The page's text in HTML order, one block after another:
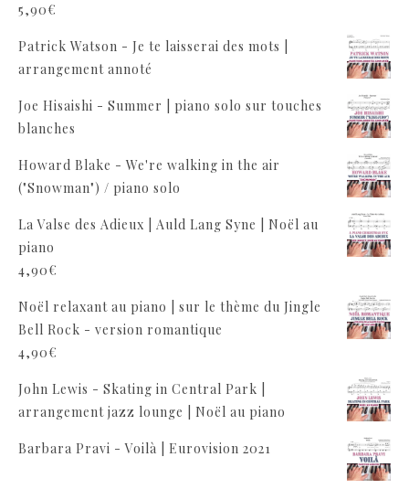
5,90€
Patrick Watson - Je te laisserai des mots |
arrangement annoté
Joe Hisaishi - Summer | piano solo sur touches
blanches
Howard Blake - We're walking in the air
("Snowman") / piano solo
La Valse des Adieux | Auld Lang Syne | Noël au
piano
4,90€
Noël relaxant au piano | sur le thème du Jingle
Bell Rock - version romantique
4,90€
John Lewis - Skating in Central Park |
arrangement jazz lounge | Noël au piano
Barbara Pravi - Voilà | Eurovision 2021